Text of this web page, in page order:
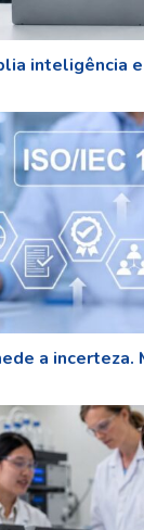
inteligência
a incerteza.